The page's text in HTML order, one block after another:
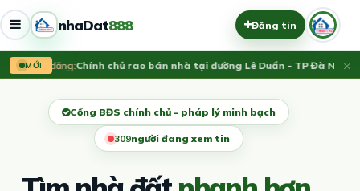
nhaDat888 Đăng tin
MỚI
Vừa đăng:Chính chủ rao bán nhà tại đường Lê Duẩn - TP Đà Nẵng;×
Cổng BĐS chính chủ - pháp lý minh bạch
308người đang xem tin